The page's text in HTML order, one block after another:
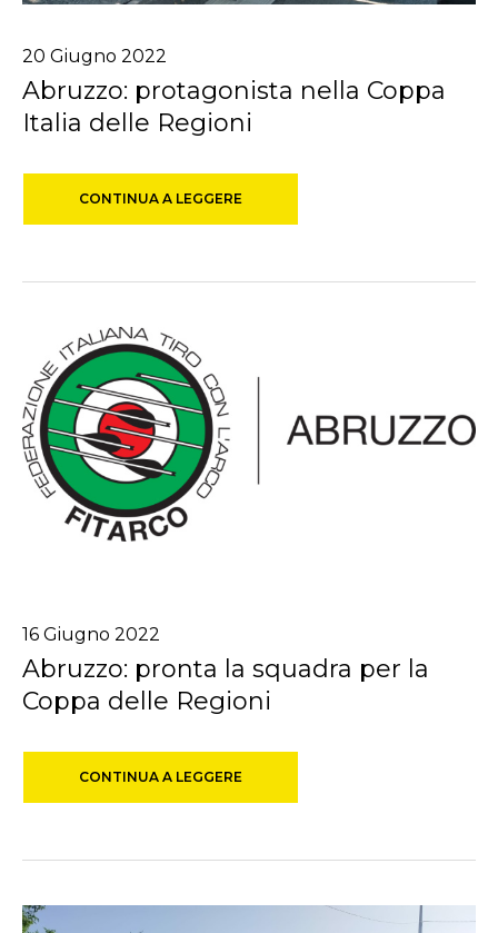
20 Giugno 2022
Abruzzo: protagonista nella Coppa
Italia delle Regioni
CONTINUA A LEGGERE
16 Giugno 2022
Abruzzo: pronta la squadra per la
Coppa delle Regioni
CONTINUA A LEGGERE